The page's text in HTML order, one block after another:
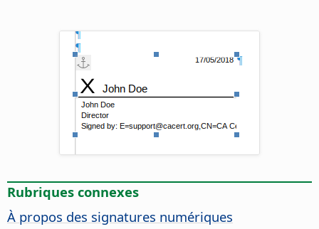
Rubriques connexes
À propos des signatures numériques